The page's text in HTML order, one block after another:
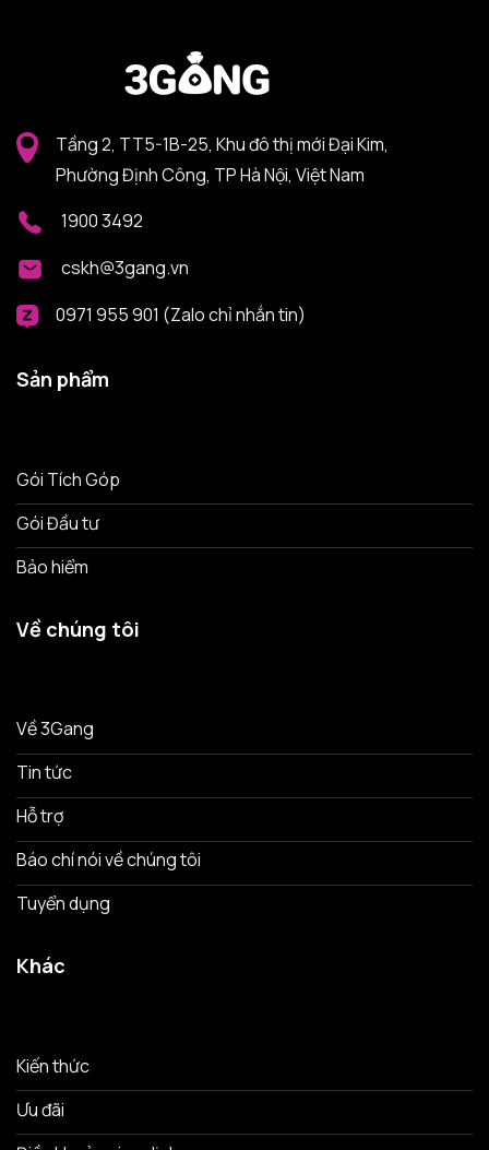
Tầng 2, TT5-1B-25, Khu đô thị mới Đại Kim,
Phường Định Công, TP Hà Nội, Việt Nam
1900 3492
cskh@3gang.vn
0971 955 901 (Zalo chỉ nhắn tin)
Sản phẩm
Gói Tích Góp
Gói Đầu tư
Bảo hiểm
Về chúng tôi
Về 3Gang
Tin tức
Hỗ trợ
Báo chí nói về chúng tôi
Tuyển dụng
Khác
Kiến thức
Ưu đãi